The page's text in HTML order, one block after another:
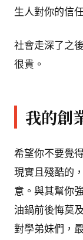
生人對你的信
社會走深了之
很貴。
我的創
希望你不要覺
現實且殘酷的
意。與其幫你
油鍋前後悔莫
對學弟妹們，